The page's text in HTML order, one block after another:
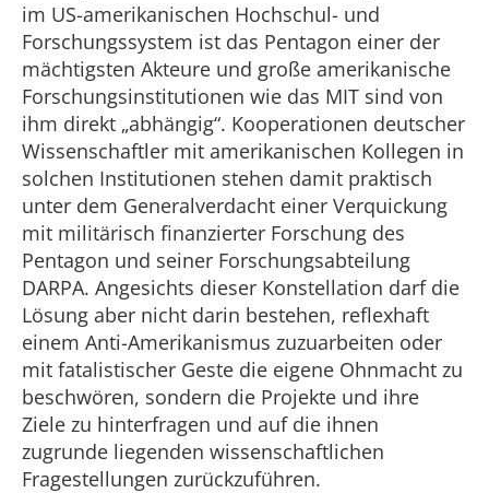
im US-amerikanischen Hochschul- und
Forschungssystem ist das Pentagon einer der
mächtigsten Akteure und große amerikanische
Forschungsinstitutionen wie das MIT sind von
ihm direkt „abhängig“. Kooperationen deutscher
Wissenschaftler mit amerikanischen Kollegen in
solchen Institutionen stehen damit praktisch
unter dem Generalverdacht einer Verquickung
mit militärisch finanzierter Forschung des
Pentagon und seiner Forschungsabteilung
DARPA. Angesichts dieser Konstellation darf die
Lösung aber nicht darin bestehen, reflexhaft
einem Anti-Amerikanismus zuzuarbeiten oder
mit fatalistischer Geste die eigene Ohnmacht zu
beschwören, sondern die Projekte und ihre
Ziele zu hinterfragen und auf die ihnen
zugrunde liegenden wissenschaftlichen
Fragestellungen zurückzuführen.